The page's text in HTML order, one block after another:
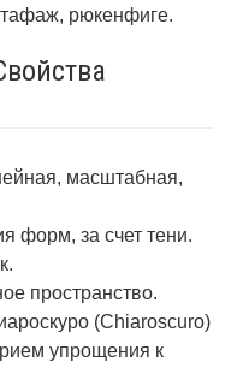
рюкенфиге.
масштабная,
форм, за счет тени.
пространство.
(Chiaroscuro)
упрощения к